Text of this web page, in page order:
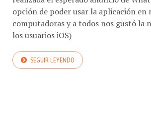
opción de poder usar la aplicación en
computadoras y a todos nos gustó la
los usuarios iOS)
SEGUIR LEYENDO